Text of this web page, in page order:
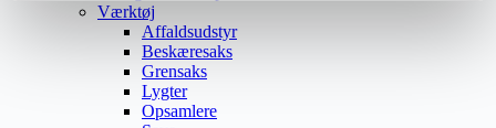
Værktøj
Affaldsudstyr
Beskæresaks
Grensaks
Lygter
Opsamlere